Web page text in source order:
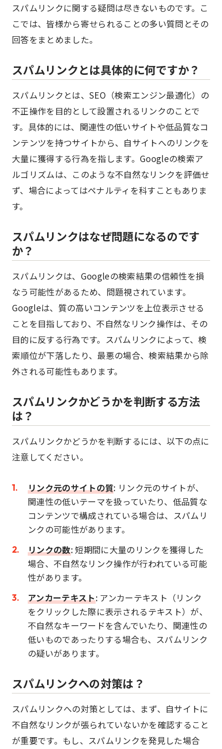
スパムリンクに関する疑問は尽きないものです。こ
こでは、皆様から寄せられることの多い質問とその
回答をまとめました。
スパムリンクとは具体的に何ですか？
スパムリンクとは、SEO（検索エンジン最適化）の
不正操作を目的として設置されるリンクのことで
す。具体的には、関連性の低いサイトや低品質なコ
ンテンツを持つサイトから、自サイトへのリンクを
大量に獲得する行為を指します。Googleの検索ア
ルゴリズムは、このような不自然なリンクを評価せ
ず、場合によってはペナルティを科すこともありま
す。
スパムリンクはなぜ問題になるのです
か？
スパムリンクは、Googleの検索結果の信頼性を損
なう可能性があるため、問題視されています。
Googleは、質の高いコンテンツを上位表示させる
ことを目指しており、不自然なリンク操作は、その
目的に反する行為です。スパムリンクによって、検
索順位が下落したり、最悪の場合、検索結果から除
外される可能性もあります。
スパムリンクかどうかを判断する方法
は？
スパムリンクかどうかを判断するには、以下の点に
注意してください。
リンク元のサイトの質: リンク元のサイトが、
関連性の低いテーマを扱っていたり、低品質な
コンテンツで構成されている場合は、スパムリ
ンクの可能性があります。
リンクの数: 短期間に大量のリンクを獲得した
場合、不自然なリンク操作が行われている可能
性があります。
アンカーテキスト: アンカーテキスト（リンク
をクリックした際に表示されるテキスト）が、
不自然なキーワードを含んでいたり、関連性の
低いものであったりする場合も、スパムリンク
の疑いがあります。
スパムリンクへの対策は？
スパムリンクへの対策としては、まず、自サイトに
不自然なリンクが張られていないかを確認すること
が重要です。もし、スパムリンクを発見した場合